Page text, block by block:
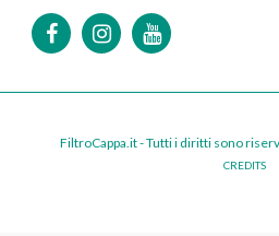
FiltroCappa.it - Tutti i diritti sono
CREDITS